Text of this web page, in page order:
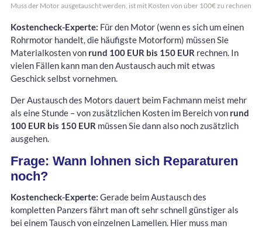
Muss der Motor ausgetauscht werden, ist mit Kosten von über 100€ zu rechnen
Kostencheck-Experte: Für den Motor (wenn es sich um einen
Rohrmotor handelt, die häufigste Motorform) müssen Sie
Materialkosten von rund 100 EUR bis 150 EUR rechnen. In
vielen Fällen kann man den Austausch auch mit etwas
Geschick selbst vornehmen.
Der Austausch des Motors dauert beim Fachmann meist mehr
als eine Stunde – von zusätzlichen Kosten im Bereich von rund
100 EUR bis 150 EUR müssen Sie dann also noch zusätzlich
ausgehen.
Frage: Wann lohnen sich Reparaturen
noch?
Kostencheck-Experte: Gerade beim Austausch des
kompletten Panzers fährt man oft sehr schnell günstiger als
bei einem Tausch von einzelnen Lamellen. Hier muss man